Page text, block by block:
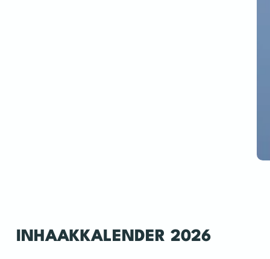
INHAAKKALENDER 2026